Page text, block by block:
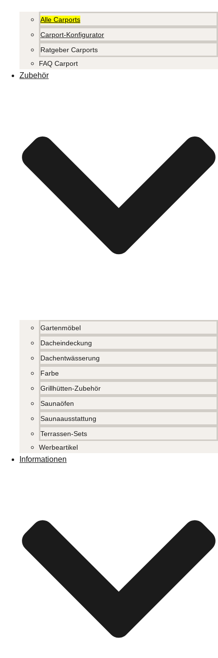
Alle Carports
Carport-Konfigurator
Ratgeber Carports
FAQ Carport
Zubehör
Gartenmöbel
Dacheindeckung
Dachentwässerung
Farbe
Grillhütten-Zubehör
Saunaöfen
Saunaausstattung
Terrassen-Sets
Werbeartikel
Informationen